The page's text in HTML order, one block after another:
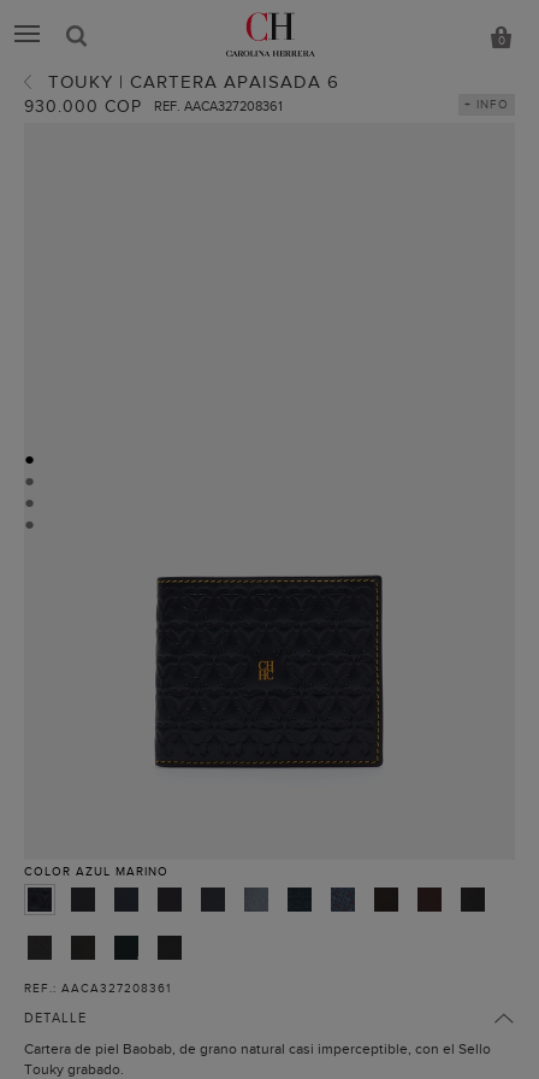
0
TOUKY | CARTERA APAISADA 6
930.000 COP REF. AACA327208361 + INFO
●
●
●
●
COLOR AZUL MARINO
REF.: AACA327208361
DETALLE
Cartera de piel Baobab, de grano natural casi imperceptible, con el Sello
Touky grabado.